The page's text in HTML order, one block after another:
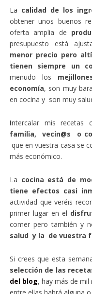
La calidad de los
obtener unos buenos
oferta amplia de
presupuesto está
menor precio pero
tienen siempre un
menudo los
economía, son muy
en cocina y son muy
Intercalar mis recetas
familia, vecin@s o
que en vuestra casa se
más económico.
La cocina está de
tiene efectos casi
actividad que veréis
primer lugar en el
comer pero también y
salud y la de vuestra
Si crees que esta
selección de las
del blog, hay más de mil